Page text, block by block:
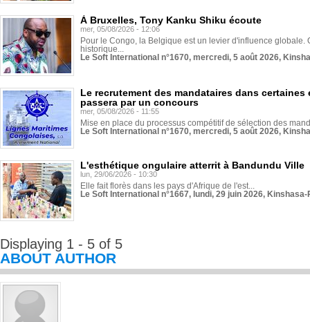
À Bruxelles, Tony Kanku Shiku écoute
mer, 05/08/2026 - 12:06
Pour le Congo, la Belgique est un levier d'influence globale.
historique...
Le Soft International n°1670, mercredi, 5 août 2026,
Le recrutement des mandataires dans
passera par un concours
mer, 05/08/2026 - 11:55
Mise en place du processus compétitif de sélection des
Le Soft International n°1670, mercredi, 5 août 2026,
L'esthétique ongulaire atterrit à Bandundu Ville
lun, 29/06/2026 - 10:30
Elle fait florès dans les pays d'Afrique de l'est...
Le Soft International n°1667, lundi, 29 juin 2026,
Displaying 1 - 5 of 5
ABOUT AUTHOR